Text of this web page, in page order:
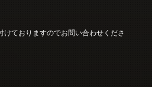
けておりますのでお問い合わせくださ